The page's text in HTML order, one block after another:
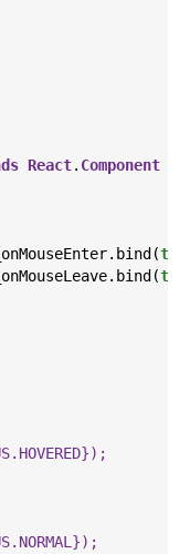
React. Component